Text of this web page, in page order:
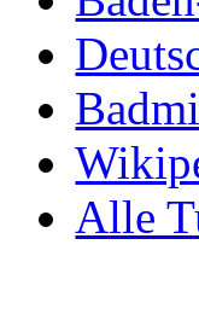
Alle